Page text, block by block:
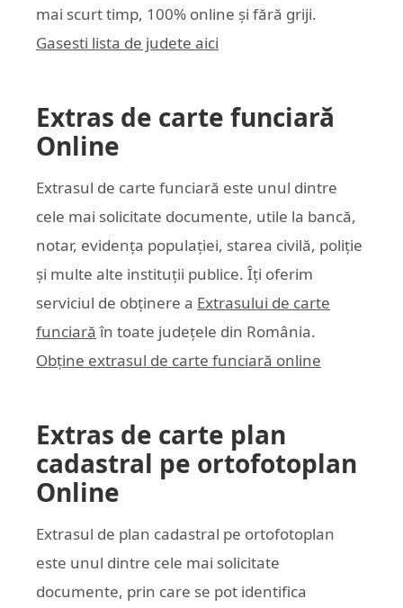
mai scurt timp, 100% online și fără griji.
Gasesti lista de judete aici
Extras de carte funciară
Online
Extrasul de carte funciară este unul dintre
cele mai solicitate documente, utile la bancă,
notar, evidența populației, starea civilă, poliție
și multe alte instituții publice. Îți oferim
serviciul de obținere a Extrasului de carte
funciară în toate județele din România.
Obține extrasul de carte funciară online
Extras de carte plan
cadastral pe ortofotoplan
Online
Extrasul de plan cadastral pe ortofotoplan
este unul dintre cele mai solicitate
documente, prin care se pot identifica